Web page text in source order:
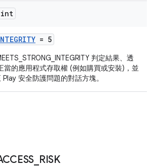
= 5
判定結果、透
當的應用程式存取權 (例如購買或安裝)，並
安全防護問題的對話方塊。
RISK